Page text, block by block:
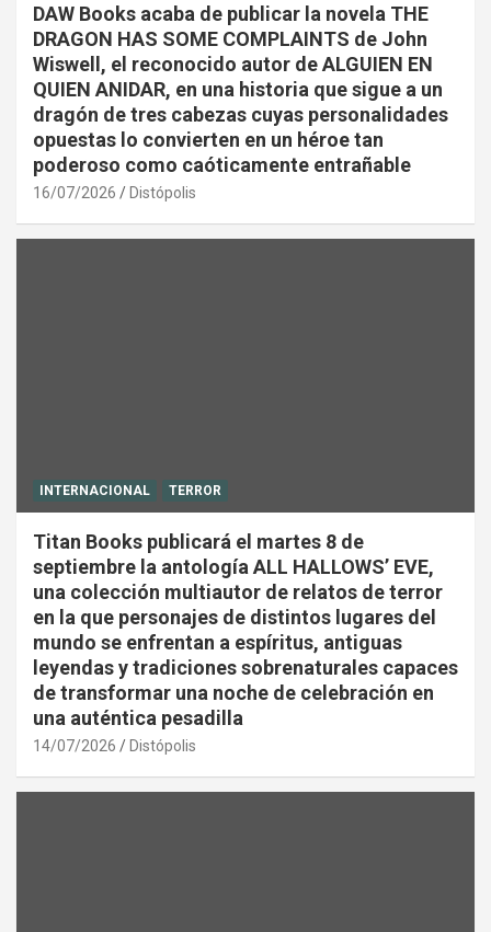
DAW Books acaba de publicar la novela THE
DRAGON HAS SOME COMPLAINTS de John
Wiswell, el reconocido autor de ALGUIEN EN
QUIEN ANIDAR, en una historia que sigue a un
dragón de tres cabezas cuyas personalidades
opuestas lo convierten en un héroe tan
poderoso como caóticamente entrañable
16/07/2026 Distópolis
INTERNACIONAL TERROR
Titan Books publicará el martes 8 de
septiembre la antología ALL HALLOWS’ EVE,
una colección multiautor de relatos de terror
en la que personajes de distintos lugares del
mundo se enfrentan a espíritus, antiguas
leyendas y tradiciones sobrenaturales capaces
de transformar una noche de celebración en
una auténtica pesadilla
14/07/2026 Distópolis